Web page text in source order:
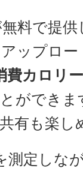
料で提
アップロ
費カロリ
ができ
有も楽し
測定しな